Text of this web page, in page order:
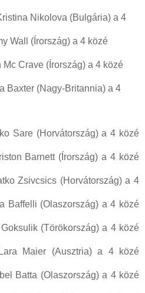
Nikolova (Bulgária) a 4
Wall (Írország) a 4 közé
Crave (Írország) a 4 közé
Baxter (Nagy-Britannia) a 4
Sare (Horvátország) a 4 közé
Barnett (Írország) a 4 közé
Zsivcsics (Horvátország) a 4
Baffelli (Olaszország) a 4 közé
(Törökország) a 4 közé
Maier (Ausztria) a 4 közé
Batta (Olaszország) a 4 közé